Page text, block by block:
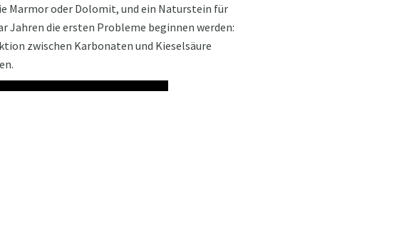
Marmor oder Dolomit, und ein Naturstein für
Jahren die ersten Probleme beginnen werden:
zwischen Karbonaten und Kieselsäure